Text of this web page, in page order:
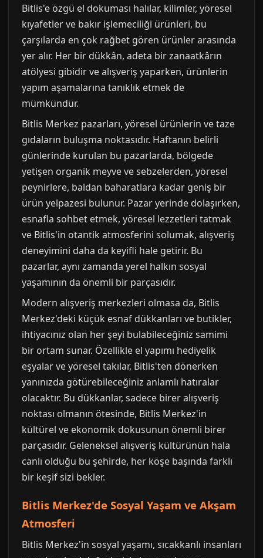
Bitlis'e özgü el dokuması halılar, kilimler, yöresel
kıyafetler ve bakır işlemeciliği ürünleri, bu
çarşılarda en çok rağbet gören ürünler arasında
yer alır. Her bir dükkân, adeta bir zanaatkârın
atölyesi gibidir ve alışveriş yaparken, ürünlerin
yapım aşamalarına tanıklık etmek de
mümkündür.
Bitlis Merkez pazarları, yöresel ürünlerin ve taze
gıdaların buluşma noktasıdır. Haftanın belirli
günlerinde kurulan bu pazarlarda, bölgede
yetişen organik meyve ve sebzelerden, yöresel
peynirlere, baldan baharatlara kadar geniş bir
ürün yelpazesi bulunur. Pazar yerinde dolaşırken,
esnafla sohbet etmek, yöresel lezzetleri tatmak
ve Bitlis'in otantik atmosferini solumak, alışveriş
deneyimini daha da keyifli hale getirir. Bu
pazarlar, aynı zamanda yerel halkın sosyal
yaşamının da önemli bir parçasıdır.
Modern alışveriş merkezleri olmasa da, Bitlis
Merkez'deki küçük esnaf dükkanları ve butikler,
ihtiyacınız olan her şeyi bulabileceğiniz samimi
bir ortam sunar. Özellikle el yapımı hediyelik
eşyalar ve yöresel takılar, Bitlis'ten dönerken
yanınızda götürebileceğiniz anlamlı hatıralar
olacaktır. Bu dükkanlar, sadece birer alışveriş
noktası olmanın ötesinde, Bitlis Merkez'in
kültürel ve ekonomik dokusunun önemli birer
parçasıdır. Geleneksel alışveriş kültürünün hala
canlı olduğu bu şehirde, her köşe başında farklı
bir keşif sizi bekler.
Bitlis Merkez'de Sosyal Yaşam ve Akşam
Atmosferi
Bitlis Merkez'in sosyal yaşamı, sıcakkanlı insanları